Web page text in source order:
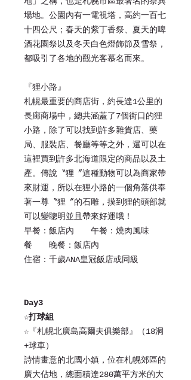
場地。公園內有一電視塔，高約一百七
十四公尺；春天的紫丁香祭、夏天的啤
酒花園祭以及冬天白色燈飾節及雪祭，
都吸引了各地的觀光客慕名而來。
『狸小路』
札幌最重要的商店街，約長達1公里的
長廊商場中，總共涵蓋了7個街口的狸
小路，除了可以找到許多雜貨店、藥
局、服裝店、餐廳等等之外，還可以在
這裡買到許多北海道限定的商品以及土
產。傳說〝狸〞這種動物可以為商家帶
來財運，所以在狸小路的一個角落供奉
著一尊〝狸〞的石雕，摸到狸的頭部就
可以變聰明並且帶來好運哦！
早餐：飯店內 午餐：燒肉風味
餐 晚餐：飯店內
住宿：千歲ANA皇冠飯店或同級
Day3
☆打球組
☆ 『札幌北廣島高爾夫俱樂部』（18洞
+球車）
詩情畫意的北國小鎮，位在札幌郊區的
廣大佔地，總面積達280萬平方米的大